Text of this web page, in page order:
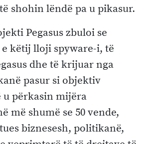
shohin lëndë pa u pikasur.
Pegasus zbuloi se
këtij lloji spyware-i, të
dhe të krijuar nga
pasur si objektiv
u përkasin mijëra
më shumë se 50 vende,
biznesesh, politikanë,